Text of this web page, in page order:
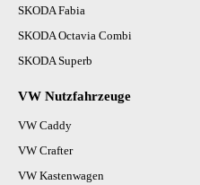
SKODA Fabia
SKODA Octavia Combi
SKODA Superb
VW Nutzfahrzeuge
VW Caddy
VW Crafter
VW Kastenwagen